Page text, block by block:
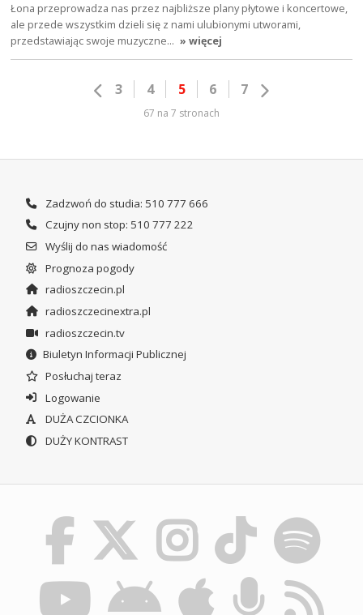
Łona przeprowadza nas przez najbliższe plany płytowe i koncertowe,
ale przede wszystkim dzieli się z nami ulubionymi utworami,
przedstawiając swoje muzyczne… » więcej
3 4 5 6 7
67 na 7 stronach
Zadzwoń do studia: 510 777 666
Czujny non stop: 510 777 222
Wyślij do nas wiadomość
Prognoza pogody
radioszczecin.pl
radioszczecinextra.pl
radioszczecin.tv
Biuletyn Informacji Publicznej
Posłuchaj teraz
Logowanie
DUŻA CZCIONKA
DUŻY KONTRAST